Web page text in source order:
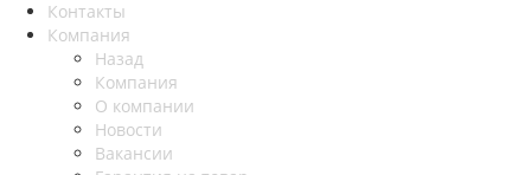
Контакты
Компания
Назад
Компания
О компании
Новости
Вакансии